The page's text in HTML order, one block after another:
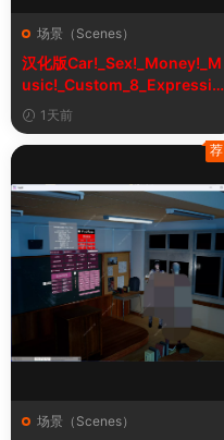
场景（Scenes）
汉化版Car!_Sex!_Money!_M
usic!_Custom_8_Expressio
n_V2_1&车！性！钱！音乐！
自定义表情
1天前
场景（Scenes）
荐